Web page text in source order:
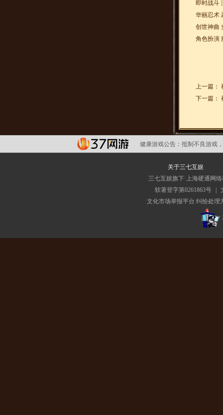
即时战斗
华丽忍术
创世神曲
角色扮演
上一篇：
下一篇：
健康游戏公告： 抵制不良游戏
关于三七互娱
三七互娱旗下·上海硬通网
软著登字第0261863号
文化市场举报平台 纠纷处理